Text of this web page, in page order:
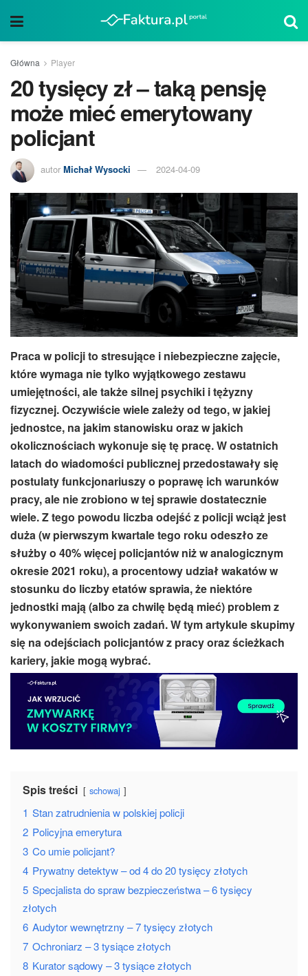
Główna Player
20 tysięcy zł – taką pensję
może mieć emerytowany
policjant
autor Michał Wysocki 2024-04-09
Praca w policji to stresujące i niebezpieczne zajęcie,
które wymaga nie tylko wyjątkowego zestawu
umiejętności, ale także silnej psychiki i tężyzny
fizycznej. Oczywiście wiele zależy od tego, w jakiej
jednostce, na jakim stanowisku oraz w jakich
okolicznościach wykonuje się tę pracę. W ostatnich
latach do wiadomości publicznej przedostawały się
postulaty funkcjonariuszy o poprawę ich warunków
pracy, ale nie zrobiono w tej sprawie dostatecznie
wiele. Z tego powodu liczba odejść z policji wciąż jest
duża (w pierwszym kwartale tego roku odeszło ze
służby o 40% więcej policjantów niż w analogicznym
okresie 2021 roku), a procentowy udział wakatów w
stosunku do liczby etatów sprawia, że niektóre
jednostki mają (albo za chwilę będą mieć) problem z
wykonywaniem swoich zadań. W tym artykule skupimy
się na odejściach policjantów z pracy oraz ścieżkach
kariery, jakie mogą wybrać.
Spis treści schowaj
1 Stan zatrudnienia w polskiej policji
2 Policyjna emerytura
3 Co umie policjant?
4 Prywatny detektyw – od 4 do 20 tysięcy złotych
5 Specjalista do spraw bezpieczeństwa – 6 tysięcy
złotych
6 Audytor wewnętrzny – 7 tysięcy złotych
7 Ochroniarz – 3 tysiące złotych
8 Kurator sądowy – 3 tysiące złotych